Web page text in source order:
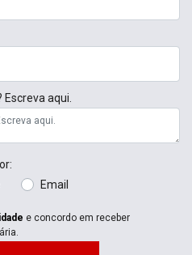
aqui.
Email
e concordo em receber